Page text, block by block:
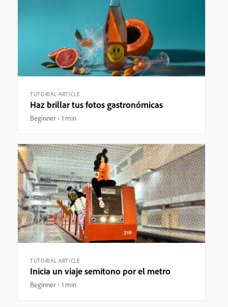
TUTORIAL ARTICLE
Haz brillar tus fotos gastronómicas
Beginner 1 min
TUTORIAL ARTICLE
Inicia un viaje semitono por el metro
Beginner 1 min